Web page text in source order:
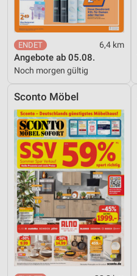
6,4 km
Angebote ab 05.08.
Noch morgen gültig
Sconto Möbel